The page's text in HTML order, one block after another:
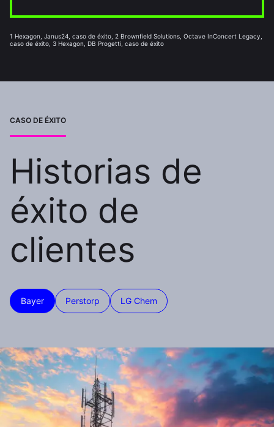
1 Hexagon, Janus24, caso de éxito, 2 Brownfield Solutions, Octave InConcert Legacy,
caso de éxito, 3 Hexagon, DB Progetti, caso de éxito
CASO DE ÉXITO
Historias de
éxito de
clientes
Bayer Perstorp LG Chem